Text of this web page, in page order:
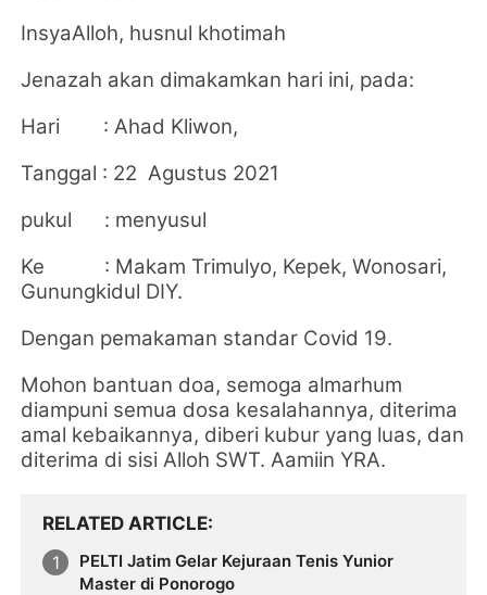
InsyaAlloh, husnul khotimah
Jenazah akan dimakamkan hari ini, pada:
Hari : Ahad Kliwon,
Tanggal : 22 Agustus 2021
pukul : menyusul
Ke : Makam Trimulyo, Kepek, Wonosari,
Gunungkidul DIY.
Dengan pemakaman standar Covid 19.
Mohon bantuan doa, semoga almarhum
diampuni semua dosa kesalahannya, diterima
amal kebaikannya, diberi kubur yang luas, dan
diterima di sisi Alloh SWT.Aamiin YRA.
RELATED ARTICLE
PELTI Jatim Gelar Kejuraan Tenis Yunior
Master di Ponorogo